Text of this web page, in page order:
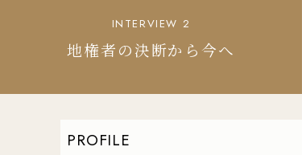
INTERVIEW 2
地権者の決断から今へ
PROFILE